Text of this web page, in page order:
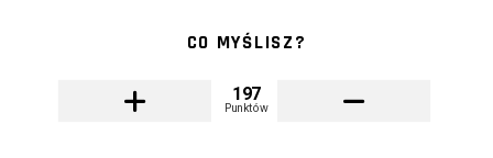
CO MYŚLISZ?
197
Punktów